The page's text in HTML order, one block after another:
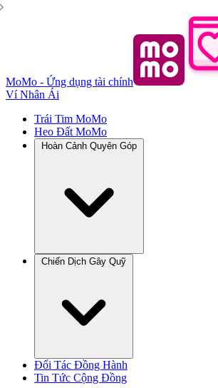
MoMo - Ứng dụng tài chính
Ví Nhân Ái
Trái Tim MoMo
Heo Đất MoMo
Hoàn Cảnh Quyên Góp
Chiến Dịch Gây Quỹ
Đối Tác Đồng Hành
Tin Tức Cộng Đồng